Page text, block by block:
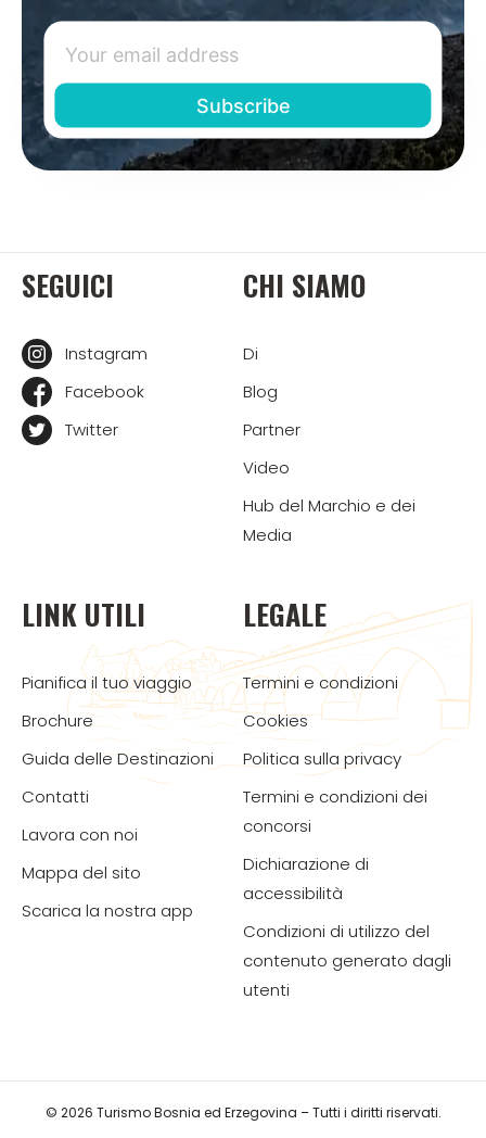
SEGUICI
Instagram
Facebook
Twitter
CHI SIAMO
Di
Blog
Partner
Video
Hub del Marchio e dei
Media
LINK UTILI
Pianifica il tuo viaggio
Brochure
Guida delle Destinazioni
Contatti
Lavora con noi
Mappa del sito
Scarica la nostra app
LEGALE
Termini e condizioni
Cookies
Politica sulla privacy
Termini e condizioni dei
concorsi
Dichiarazione di
accessibilità
Condizioni di utilizzo del
contenuto generato dagli
utenti
© 2026 Turismo Bosnia ed Erzegovina – Tutti i diritti riservati.